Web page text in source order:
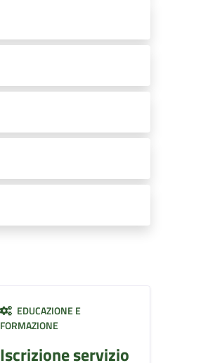
EDUCAZIONE E
FORMAZIONE
Iscrizione servizio